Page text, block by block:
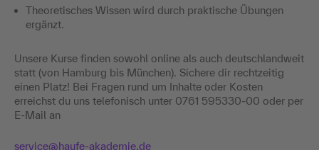
Theoretisches Wissen wird durch praktische Übungen
ergänzt.
Unsere Kurse finden sowohl online als auch deutschlandweit
statt (von Hamburg bis München). Sichere dir rechtzeitig
einen Platz! Bei Fragen rund um Inhalte oder Kosten
erreichst du uns telefonisch unter 0761 595330-00 oder per
E-Mail an
service@haufe-akademie.de